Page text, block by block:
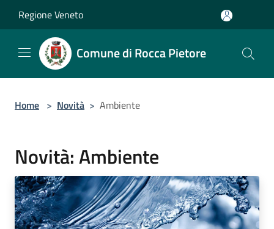
Regione Veneto
Comune di Rocca Pietore
Home > Novità > Ambiente
Novità: Ambiente